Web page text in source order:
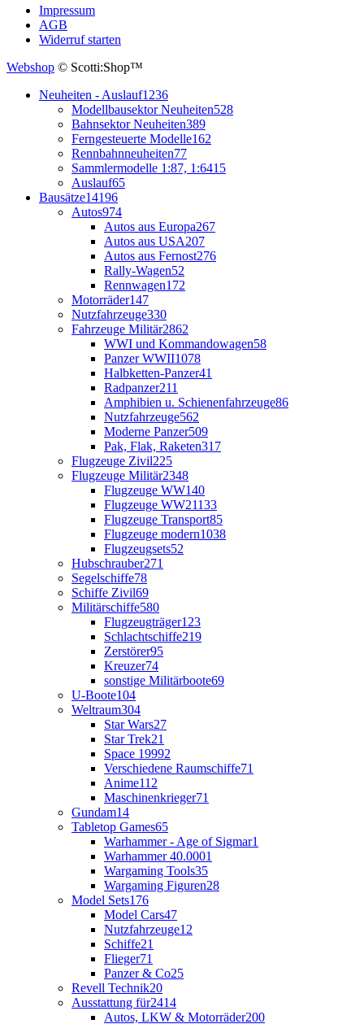
Impressum
AGB
Widerruf starten
Webshop © Scotti:Shop™
Neuheiten - Auslauf1236
Modellbausektor Neuheiten528
Bahnsektor Neuheiten389
Ferngesteuerte Modelle162
Rennbahnneuheiten77
Sammlermodelle 1:87, 1:6415
Auslauf65
Bausätze14196
Autos974
Autos aus Europa267
Autos aus USA207
Autos aus Fernost276
Rally-Wagen52
Rennwagen172
Motorräder147
Nutzfahrzeuge330
Fahrzeuge Militär2862
WWI und Kommandowagen58
Panzer WWII1078
Halbketten-Panzer41
Radpanzer211
Amphibien u. Schienenfahrzeuge86
Nutzfahrzeuge562
Moderne Panzer509
Pak, Flak, Raketen317
Flugzeuge Zivil225
Flugzeuge Militär2348
Flugzeuge WW140
Flugzeuge WW21133
Flugzeuge Transport85
Flugzeuge modern1038
Flugzeugsets52
Hubschrauber271
Segelschiffe78
Schiffe Zivil69
Militärschiffe580
Flugzeugträger123
Schlachtschiffe219
Zerstörer95
Kreuzer74
sonstige Militärboote69
U-Boote104
Weltraum304
Star Wars27
Star Trek21
Space 19992
Verschiedene Raumschiffe71
Anime112
Maschinenkrieger71
Gundam14
Tabletop Games65
Warhammer - Age of Sigmar1
Warhammer 40.0001
Wargaming Tools35
Wargaming Figuren28
Model Sets176
Model Cars47
Nutzfahrzeuge12
Schiffe21
Flieger71
Panzer & Co25
Revell Technik20
Ausstattung für2414
Autos, LKW & Motorräder200